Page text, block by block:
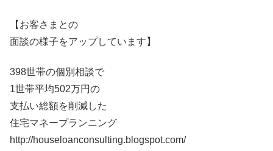
【お客さまとの
面談の様子をアップしています】
398世帯の個別相談で
1世帯平均502万円の
支払い総額を削減した
住宅マネープランニング
http://houseloanconsulting.blogspot.com/